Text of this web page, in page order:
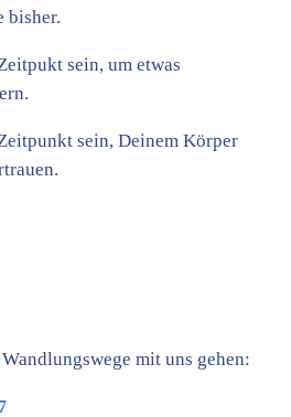
bisher.
sein, um etwas
sein, Deinem Körper
mit uns gehen: